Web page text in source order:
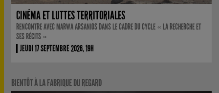
CINÉMA ET LUTTES TERRITORIALES
RENCONTRE AVEC MARWA ARSANIOS DANS LE CADRE DU CYCLE « LA RECHERCHE ET
SES RÉCITS »
JEUDI 17 SEPTEMBRE 2026, 19H
BIENTÔT À LA FABRIQUE DU REGARD